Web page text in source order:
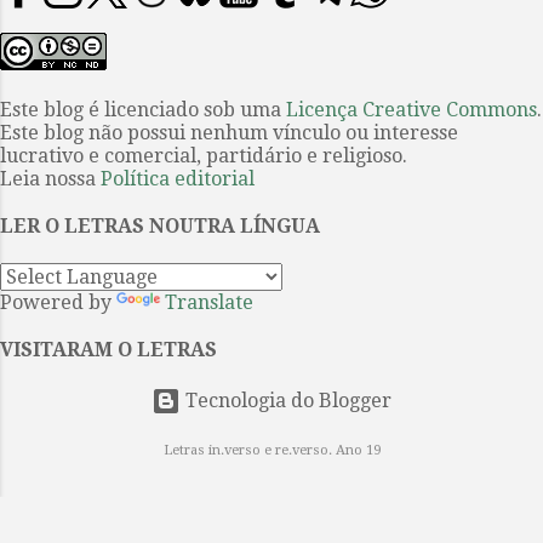
a ser produzido int...
em sua maioria, conhecem este
belo poema por meio da facilmente
encontrável tradução portuguesa
mais recentemente, tiveram acesso
à continuação da obra graças à
empreitada coletiva coordenada
por Guilherme Gontijo Flores, cujo
esforço resultou na publicação de
cul...
Este blog é licenciado sob uma Licença Creative Commons.
Este blog não possui nenhum vínculo ou interesse
lucrativo e comercial, partidário e religioso.
Leia nossa Política editorial
LER O LETRAS NOUTRA LÍNGUA
Powered by Translate
VISITARAM O LETRAS
Tecnologia do Blogger
Letras in.verso e re.verso. Ano 19